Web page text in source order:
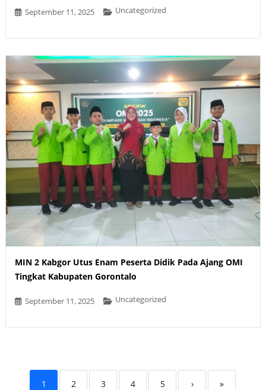
September 11, 2025 Uncategorized
MIN 2 Kabgor Utus Enam Peserta Didik Pada Ajang OMI
Tingkat Kabupaten Gorontalo
September 11, 2025 Uncategorized
1 2 3 4 5 › »